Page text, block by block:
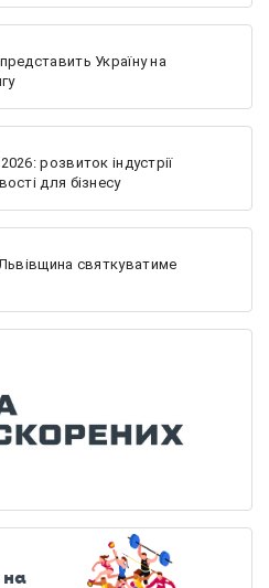
Україну на
розвиток індустрії
для бізнесу
святкуватиме
на